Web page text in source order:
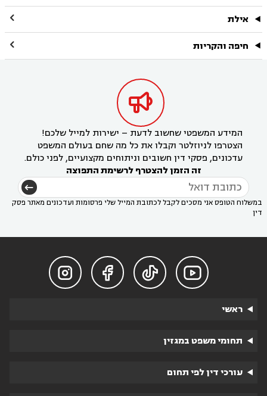
אילת 
חיפה והקריות 

המידע המשפטי שחשוב לדעת – ישירות למייל שלכם!
הצטרפו לניוזלטר וקבלו את כל מה שחם בעולם המשפט
עדכונים, פסקי דין חשובים וניתוחים מקצועיים, לפני כולם.
זה הזמן להצטרף לרשימת התפוצה
במשלוח הטופס אני מסכים לקבל לכתובת המייל שלי פרסומות ועדכונים מאתר פסק
דין




ראשי
תחומי משפט במגזין
עורכי דין לפי תחום